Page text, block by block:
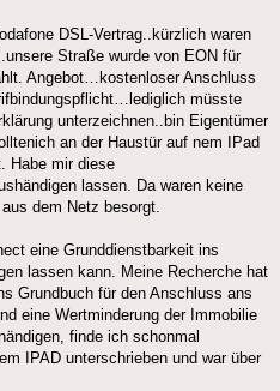
DSL-Vertrag..kürzlich waren
Straße wurde von EON für
Angebot…kostenloser Anschluss
müsste
unterzeichnen..bin Eigentümer
an der Haustür auf nem IPad
Habe mir diese
lassen. Da waren keine
dem Netz besorgt.
eine Grunddienstbarkeit ins
lassen kann. Meine Recherche hat
Grundbuch für den Anschluss ans
eine Wertminderung der Immobilie
finde ich schonmal
IPAD unterschrieben und war über